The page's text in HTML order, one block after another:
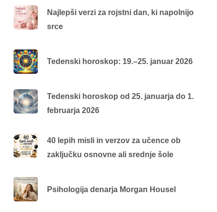
Najlepši verzi za rojstni dan, ki napolnijo
srce
Tedenski horoskop: 19.–25. januar 2026
Tedenski horoskop od 25. januarja do 1.
februarja 2026
40 lepih misli in verzov za učence ob
zaključku osnovne ali srednje šole
Psihologija denarja Morgan Housel